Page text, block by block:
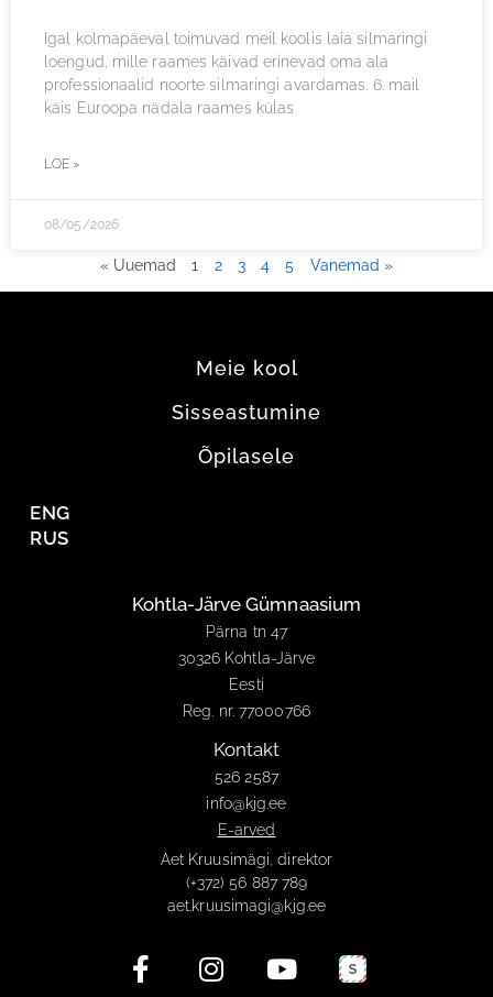
Igal kolmapäeval toimuvad meil koolis laia silmaringi
loengud, mille raames käivad erinevad oma ala
professionaalid noorte silmaringi avardamas. 6. mail
käis Euroopa nädala raames külas
LOE »
08/05/2026
« Uuemad 1 2 3 4 5 Vanemad »
Meie kool
Sisseastumine
Õpilasele
ENG
RUS
Kohtla-Järve Gümnaasium
Pärna tn 47
30326 Kohtla-Järve
Eesti
Reg. nr. 77000766
Kontakt
526 2587
info@kjg.ee
E-arved
Aet Kruusimägi, direktor
(+372) 56 887 789
aet.kruusimagi@kjg.ee